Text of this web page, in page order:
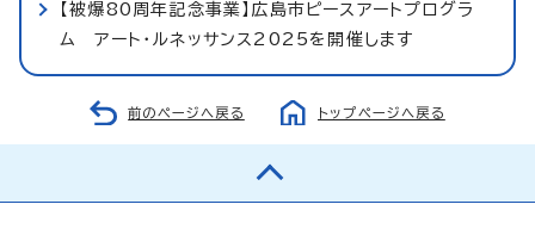
【被爆80周年記念事業】広島市ピースアートプログラ
ム アート・ルネッサンス2025を開催します
前のページへ戻る トップページへ戻る